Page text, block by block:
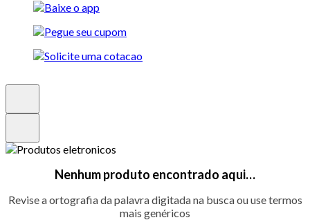
Nenhum produto encontrado aqui…
Revise a ortografia da palavra digitada na busca ou use termos
mais genéricos